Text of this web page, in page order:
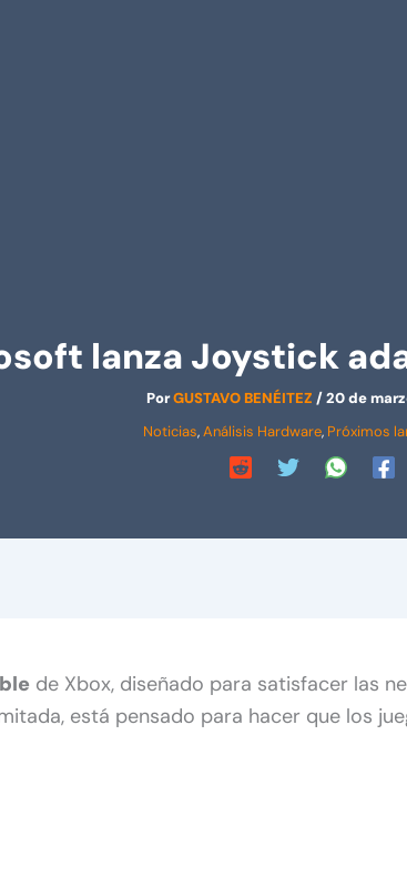
lanza Joystick
PorGUSTAVO BENÉITEZ /20 de
Noticias,Análisis Hardware, Próximos
de Xbox, diseñado para satisfacer las
está pensado para hacer que los